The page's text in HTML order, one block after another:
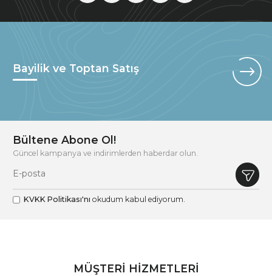
Bayilik ve Toptan Satış
Bültene Abone Ol!
Güncel kampanya ve indirimlerden haberdar olun.
KVKK Politikası'nı okudum kabul ediyorum.
MÜŞTERİ HİZMETLERİ